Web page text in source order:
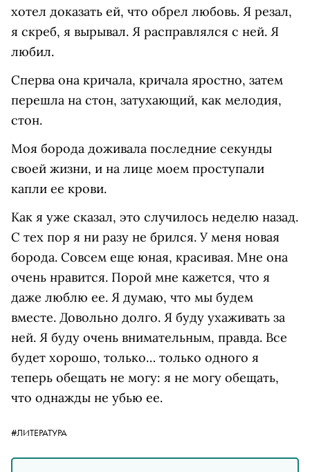
хотел доказать ей, что обрел любовь. Я резал,
я скреб, я вырывал. Я расправлялся с ней. Я
любил.
Сперва она кричала, кричала яростно, затем
перешла на стон, затухающий, как мелодия,
стон.
Моя борода доживала последние секунды
своей жизни, и на лице моем проступали
капли ее крови.
Как я уже сказал, это случилось неделю назад.
С тех пор я ни разу не брился. У меня новая
борода. Совсем еще юная, красивая. Мне она
очень нравится. Порой мне кажется, что я
даже люблю ее. Я думаю, что мы будем
вместе. Довольно долго. Я буду ухаживать за
ней. Я буду очень внимательным, правда. Все
будет хорошо, только… только одного я
теперь обещать не могу: я не могу обещать,
что однажды не убью ее.
#ЛИТЕРАТУРА